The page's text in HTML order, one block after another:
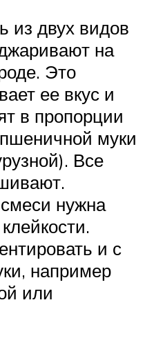
из двух видов
на
Это
ее вкус и
в пропорции
муки
Все
нужна
и с
например
или